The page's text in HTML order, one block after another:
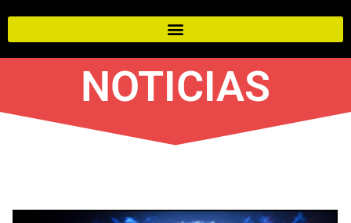
NOTICIAS